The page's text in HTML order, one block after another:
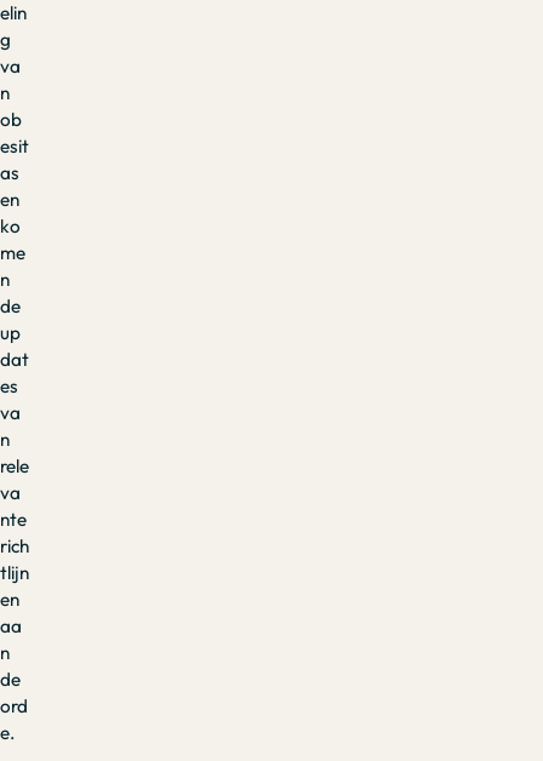
elin
g
va
n
ob
esit
as
en
ko
me
n
de
up
dat
es
va
n
rele
va
nte
rich
tlijn
en
aa
n
de
ord
e.